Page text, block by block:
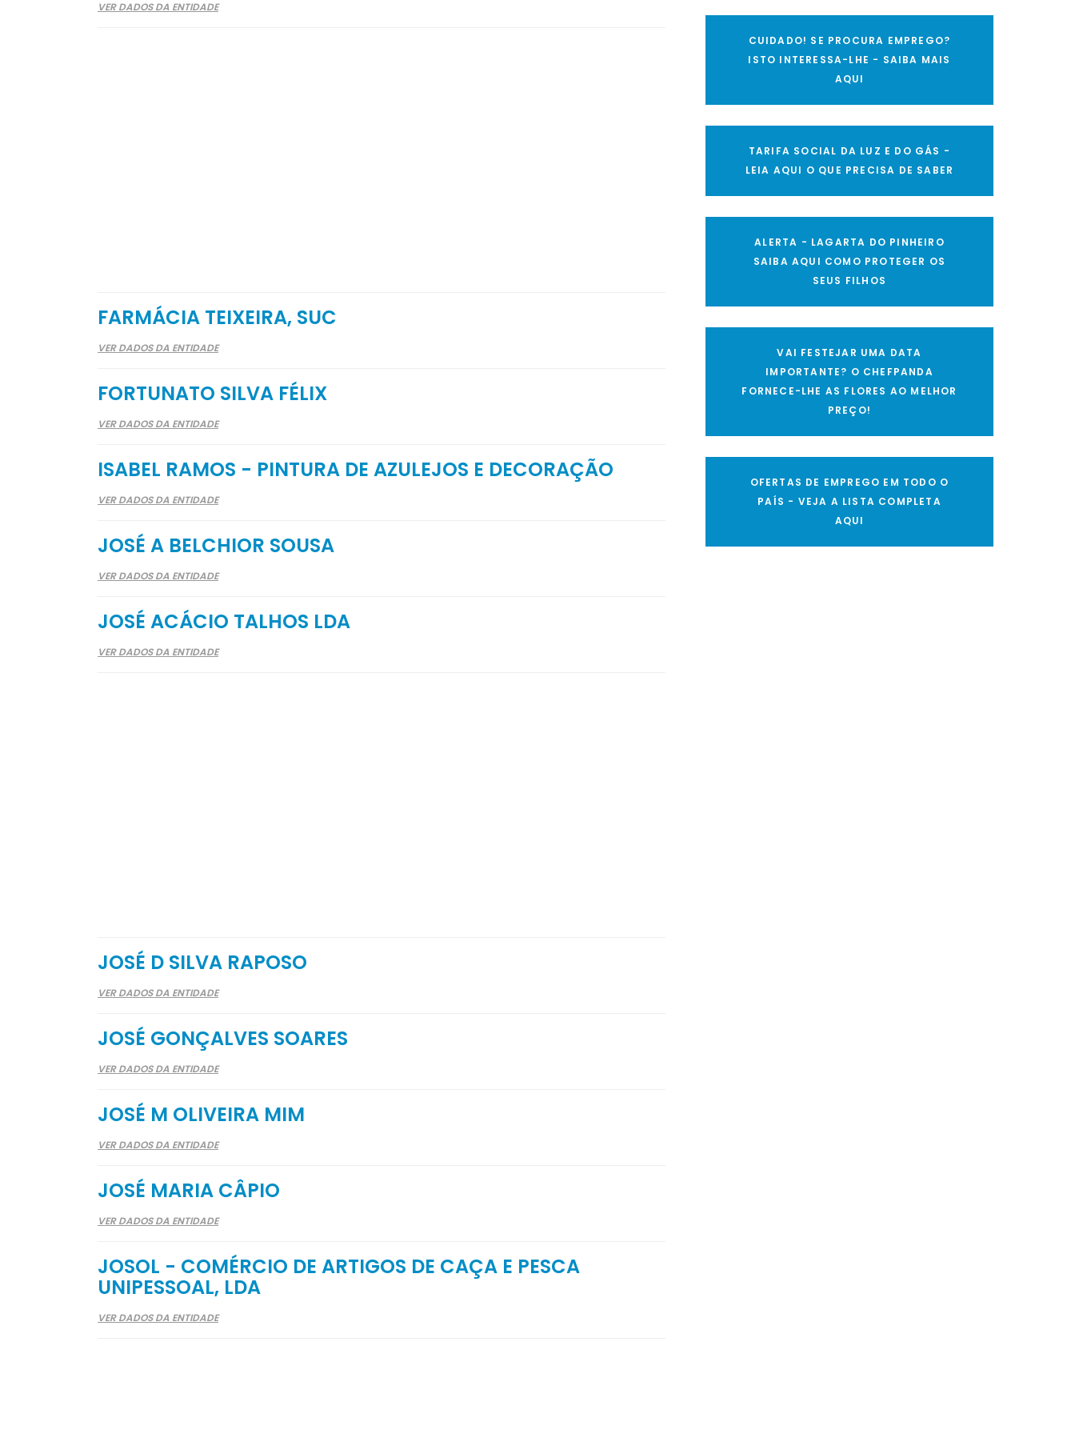
VER DADOS DA ENTIDADE
FARMÁCIA TEIXEIRA, SUC
VER DADOS DA ENTIDADE
FORTUNATO SILVA FÉLIX
VER DADOS DA ENTIDADE
ISABEL RAMOS - PINTURA DE AZULEJOS E DECORAÇÃO
VER DADOS DA ENTIDADE
JOSÉ A BELCHIOR SOUSA
VER DADOS DA ENTIDADE
JOSÉ ACÁCIO TALHOS LDA
VER DADOS DA ENTIDADE
JOSÉ D SILVA RAPOSO
VER DADOS DA ENTIDADE
JOSÉ GONÇALVES SOARES
VER DADOS DA ENTIDADE
JOSÉ M OLIVEIRA MIM
VER DADOS DA ENTIDADE
JOSÉ MARIA CÂPIO
VER DADOS DA ENTIDADE
JOSOL - COMÉRCIO DE ARTIGOS DE CAÇA E PESCA
UNIPESSOAL, LDA
VER DADOS DA ENTIDADE
CUIDADO! SE PROCURA EMPREGO?
ISTO INTERESSA-LHE - SAIBA MAIS
AQUI
TARIFA SOCIAL DA LUZ E DO GÁS -
LEIA AQUI O QUE PRECISA DE SABER
ALERTA - LAGARTA DO PINHEIRO
SAIBA AQUI COMO PROTEGER OS
SEUS FILHOS
VAI FESTEJAR UMA DATA
IMPORTANTE? O CHEFPANDA
FORNECE-LHE AS FLORES AO MELHOR
PREÇO!
OFERTAS DE EMPREGO EM TODO O
PAÍS - VEJA A LISTA COMPLETA
AQUI